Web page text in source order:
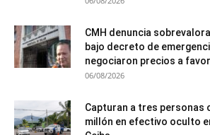
CMH denuncia
bajo decreto de
negociaron precios a
06/08/2026
Capturan a tres personas
millón en efectivo oculto